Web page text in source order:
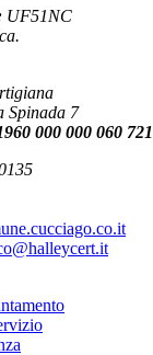
UF51NC
Spinada 7
000 000 060 721